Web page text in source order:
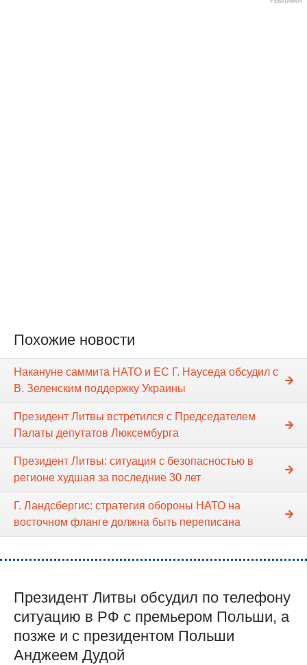
Похожие новости
Накануне саммита НАТО и ЕС Г. Науседа обсудил с
В. Зеленским поддержку Украины
Президент Литвы встретился с Председателем
Палаты депутатов Люксембурга
Президент Литвы: ситуация с безопасностью в
регионе худшая за последние 30 лет
Г. Ландсбергис: стратегия обороны НАТО на
восточном фланге должна быть переписана
Президент Литвы обсудил по телефону
ситуацию в РФ с премьером Польши, а
позже и с президентом Польши
Анджеем Дудой